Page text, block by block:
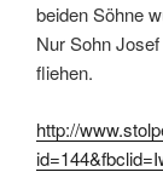
beiden Söhne
Nur Sohn
fliehen.
http://